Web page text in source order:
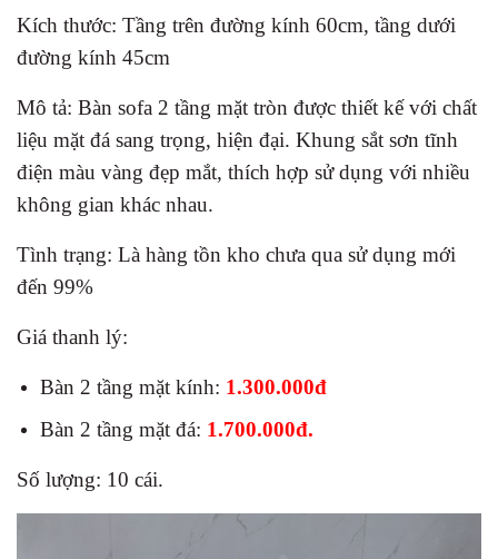
Kích thước: Tầng trên đường kính 60cm, tầng dưới
đường kính 45cm
Mô tả: Bàn sofa 2 tầng mặt tròn được thiết kế với chất
liệu mặt đá sang trọng, hiện đại. Khung sắt sơn tĩnh
điện màu vàng đẹp mắt, thích hợp sử dụng với nhiều
không gian khác nhau.
Tình trạng: Là hàng tồn kho chưa qua sử dụng mới
đến 99%
Giá thanh lý:
Bàn 2 tầng mặt kính: 1.300.000đ
Bàn 2 tầng mặt đá: 1.700.000đ.
Số lượng: 10 cái.